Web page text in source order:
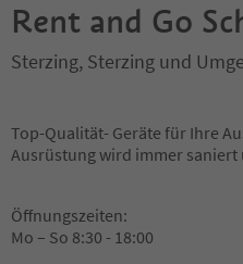
Rent and Go
Sterzing, Sterzing und
Top-Qualität- Geräte für Ihre
Ausrüstung wird immer
Öffnungszeiten:
Mo – So 8:30 - 18:00